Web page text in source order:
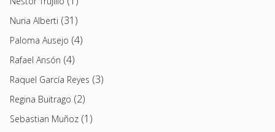
Nuria Alberti (31)
Paloma Ausejo (4)
Rafael Ansón (4)
Raquel García Reyes (3)
Regina Buitrago (2)
Sebastian Muñoz (1)